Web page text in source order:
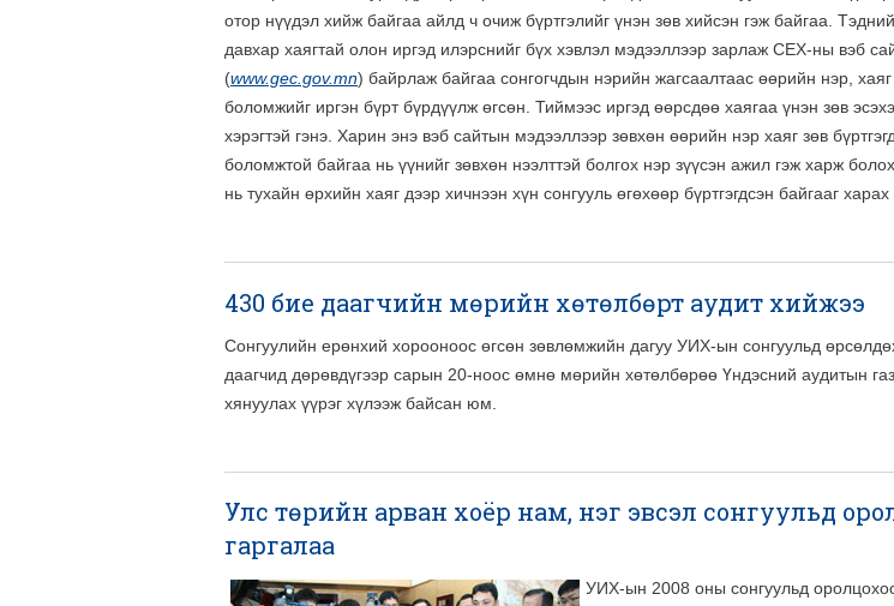
отор нүүдэл хийж байгаа айлд ч очиж бүртгэлийг үнэн зөв хийсэн гэж байгаа.
давхар хаягтай олон иргэд илэрснийг бүх хэвлэл мэдээллээр зарлаж СЕХ-ны вэб
(www.gec.gov.mn) байрлаж байгаа сонгогчдын нэрийн жагсаалтаас өөрийн нэр, хаяг
боломжийг иргэн бүрт бүрдүүлж өгсөн. Тиймээс иргэд өөрсдөө хаягаа үнэн зөв
хэрэгтэй гэнэ. Харин энэ вэб сайтын мэдээллээр зөвхөн өөрийн нэр хаяг зөв
боломжтой байгаа нь үүнийг зөвхөн нээлттэй болгох нэр зүүсэн ажил гэж харж
нь тухайн өрхийн хаяг дээр хичнээн хүн сонгууль өгөхөөр бүртгэгдсэн байгааг
430 бие даагчийн мөрийн хөтөлбөрт аудит хийжээ
Сонгуулийн ерөнхий хорооноос өгсөн зөвлөмжийн дагуу УИХ-ын сонгуульд
даагчид дөрөвдүгээр сарын 20-ноос өмнө мөрийн хөтөлбөрөө Үндэсний аудитын
хянуулах үүрэг хүлээж байсан юм.
Улс төрийн арван хоёр нам, нэг эвсэл сонгуульд
гаргалаа
УИХ-ын 2008 оны сонгуульд